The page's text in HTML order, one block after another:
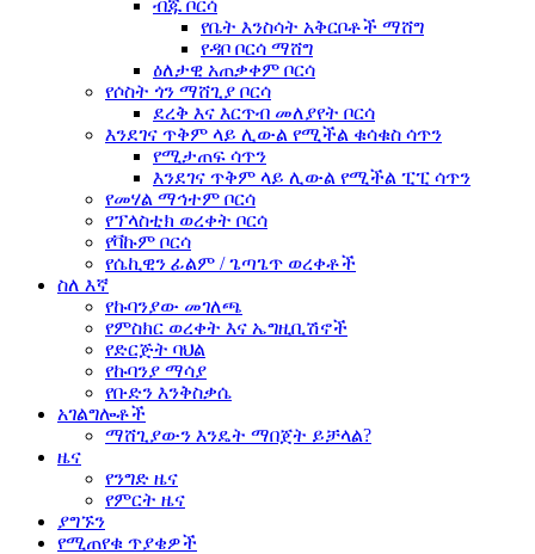
ብጁ ቦርሳ
የቤት እንስሳት አቅርቦቶች ማሸግ
የዳቦ ቦርሳ ማሸግ
ዕለታዊ አጠቃቀም ቦርሳ
የሶስት ጎን ማሸጊያ ቦርሳ
ደረቅ እና እርጥብ መለያየት ቦርሳ
እንደገና ጥቅም ላይ ሊውል የሚችል ቁሳቁስ ሳጥን
የሚታጠፍ ሳጥን
እንደገና ጥቅም ላይ ሊውል የሚችል ፒፒ ሳጥን
የመሃል ማኅተም ቦርሳ
የፕላስቲክ ወረቀት ቦርሳ
የቫኩም ቦርሳ
የሴኪዊን ፊልም / ጌጣጌጥ ወረቀቶች
ስለ እኛ
የኩባንያው መገለጫ
የምስክር ወረቀት እና ኤግዚቢሽኖች
የድርጅት ባህል
የኩባንያ ማሳያ
የቡድን እንቅስቃሴ
አገልግሎቶች
ማሸጊያውን እንዴት ማበጀት ይቻላል?
ዜና
የንግድ ዜና
የምርት ዜና
ያግኙን
የሚጠየቁ ጥያቄዎች